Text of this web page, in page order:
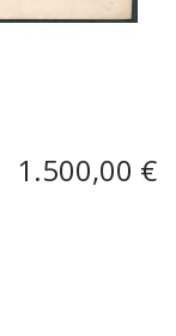
1.500,00 €